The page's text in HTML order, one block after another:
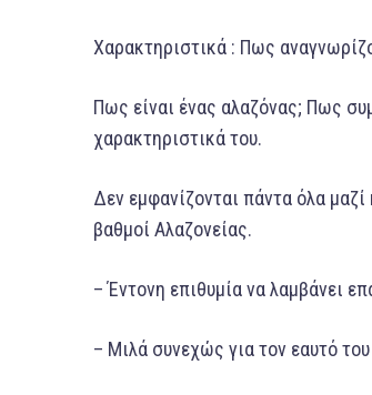
Χαρακτηριστικά : Πως
Πως είναι ένας αλαζόνας; Πως
χαρακτηριστικά του.
Δεν εμφανίζονται πάντα όλα
βαθμοί Αλαζονείας.
– Έντονη επιθυμία να λαμβάνει
– Μιλά συνεχώς για τον εαυτό